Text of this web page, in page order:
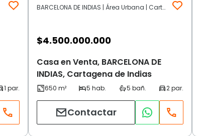
BARCELONA DE INDIAS | Área Urbana | Cartagena de Indias
$4.500.000.000
Casa en Venta, BARCELONA DE
INDIAS, Cartagena de Indias
Contactar